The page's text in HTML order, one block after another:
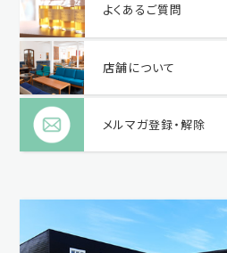
よくあるご質問
店舗について
メルマガ登録・解除